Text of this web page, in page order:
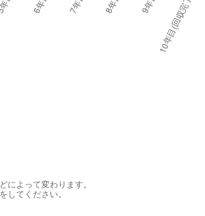
によって変わります。
をしてください。